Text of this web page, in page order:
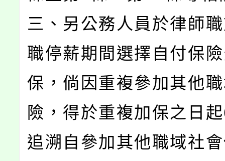
三、另公務人員於律師
職停薪期間選擇自付保
保，倘因重複參加其他
險，得於重複加保之日
追溯自參加其他職域社